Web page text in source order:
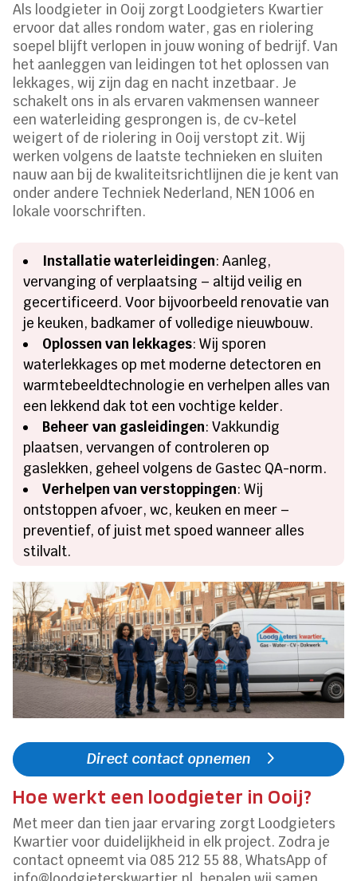
Als loodgieter in Ooij zorgt Loodgieters Kwartier
ervoor dat alles rondom water, gas en riolering
soepel blijft verlopen in jouw woning of bedrijf. Van
het aanleggen van leidingen tot het oplossen van
lekkages, wij zijn dag en nacht inzetbaar. Je
schakelt ons in als ervaren vakmensen wanneer
een waterleiding gesprongen is, de cv-ketel
weigert of de riolering in Ooij verstopt zit. Wij
werken volgens de laatste technieken en sluiten
nauw aan bij de kwaliteitsrichtlijnen die je kent van
onder andere Techniek Nederland, NEN 1006 en
lokale voorschriften.
Installatie waterleidingen: Aanleg,
vervanging of verplaatsing – altijd veilig en
gecertificeerd. Voor bijvoorbeeld renovatie van
je keuken, badkamer of volledige nieuwbouw.
Oplossen van lekkages: Wij sporen
waterlekkages op met moderne detectoren en
warmtebeeldtechnologie en verhelpen alles van
een lekkend dak tot een vochtige kelder.
Beheer van gasleidingen: Vakkundig
plaatsen, vervangen of controleren op
gaslekken, geheel volgens de Gastec QA-norm.
Verhelpen van verstoppingen: Wij
ontstoppen afvoer, wc, keuken en meer –
preventief, of juist met spoed wanneer alles
stilvalt.
Direct contact opnemen
Hoe werkt een loodgieter in Ooij?
Met meer dan tien jaar ervaring zorgt Loodgieters
Kwartier voor duidelijkheid in elk project. Zodra je
contact opneemt via 085 212 55 88, WhatsApp of